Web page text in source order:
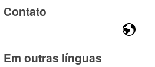
Contato
Em outras línguas